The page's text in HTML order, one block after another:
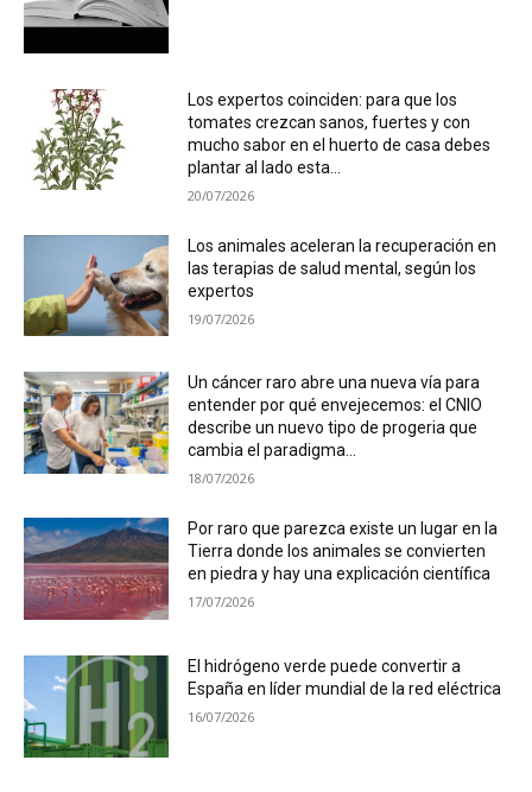
Los expertos coinciden: para que los
tomates crezcan sanos, fuertes y con
mucho sabor en el huerto de casa debes
plantar al lado esta...
20/07/2026
Los animales aceleran la recuperación en
las terapias de salud mental, según los
expertos
19/07/2026
Un cáncer raro abre una nueva vía para
entender por qué envejecemos: el CNIO
describe un nuevo tipo de progeria que
cambia el paradigma...
18/07/2026
Por raro que parezca existe un lugar en la
Tierra donde los animales se convierten
en piedra y hay una explicación científica
17/07/2026
El hidrógeno verde puede convertir a
España en líder mundial de la red eléctrica
16/07/2026